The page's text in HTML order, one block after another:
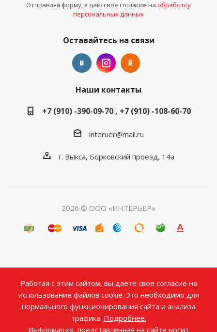
Отправляя форму, я даю свое согласие на обработку
персональных данных
Оставайтесь на связи
Наши контакты
+7 (910) -390-09-70 , +7 (910) -108-60-70
interuer@mail.ru
г. Выкса, Борковский проезд, 14а
2026 © ООО «ИНТЕРЬЕР»
Работая с этим сайтом, вы даете свое согласие на
использование файлов cookie. Это необходимо для
нормального функционирования сайта и анализа
трафика. Подробнее.
Информация, представленная на сайте носит